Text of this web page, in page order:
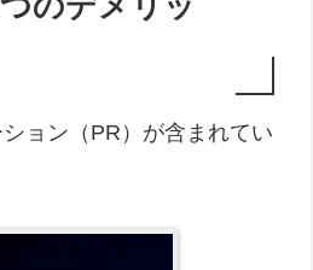
ョン（PR）が含まれてい